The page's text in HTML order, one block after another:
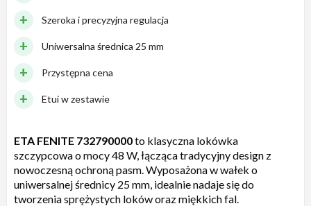
Szeroka i precyzyjna regulacja
Uniwersalna średnica 25 mm
Przystępna cena
Etui w zestawie
ETA FENITE 732790000to klasyczna lokówka
szczypcowa o mocy 48 W, łącząca tradycyjny design z
nowoczesną ochroną pasm. Wyposażona w wałek o
uniwersalnej średnicy 25 mm, idealnie nadaje się do
tworzenia sprężystych loków oraz miękkich fal.